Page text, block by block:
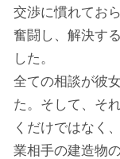
交渉に慣れてお
奮闘し、解決す
した。
全ての相談が彼
た。そして、そ
くだけではなく
業相手の建造物